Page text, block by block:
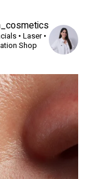
• Laser •
Shop